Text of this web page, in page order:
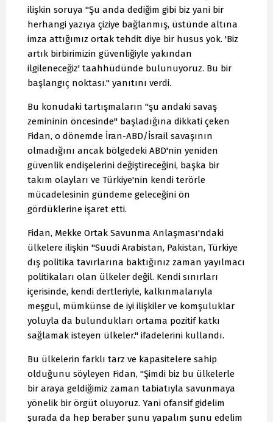
ilişkin soruya "Şu anda dediğim gibi biz yani bir
herhangi yazıya çiziye bağlanmış, üstünde altına
imza attığımız ortak tehdit diye bir husus yok. 'Biz
artık birbirimizin güvenliğiyle yakından
ilgileneceğiz' taahhüdünde bulunuyoruz. Bu bir
başlangıç noktası." yanıtını verdi.
Bu konudaki tartışmaların "şu andaki savaş
zemininin öncesinde" başladığına dikkati çeken
Fidan, o dönemde İran-ABD/İsrail savaşının
olmadığını ancak bölgedeki ABD'nin yeniden
güvenlik endişelerini değiştireceğini, başka bir
takım olayları ve Türkiye'nin kendi terörle
mücadelesinin gündeme geleceğini ön
gördüklerine işaret etti.
Fidan, Mekke Ortak Savunma Anlaşması'ndaki
ülkelere ilişkin "Suudi Arabistan, Pakistan, Türkiye
dış politika tavırlarına baktığınız zaman yayılmacı
politikaları olan ülkeler değil. Kendi sınırları
içerisinde, kendi dertleriyle, kalkınmalarıyla
meşgul, mümkünse de iyi ilişkiler ve komşuluklar
yoluyla da bulundukları ortama pozitif katkı
sağlamak isteyen ülkeler." ifadelerini kullandı.
Bu ülkelerin farklı tarz ve kapasitelere sahip
olduğunu söyleyen Fidan, "Şimdi biz bu ülkelerle
bir araya geldiğimiz zaman tabiatıyla savunmaya
yönelik bir örgüt oluyoruz. Yani ofansif gidelim
şurada da hep beraber şunu yapalım şunu edelim